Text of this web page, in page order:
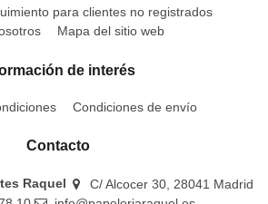
para clientes no registrados
Mapa del sitio web
de interés
Condiciones de envío
Contacto
Raquel
C/ Alcocer 30, 28041 Madrid